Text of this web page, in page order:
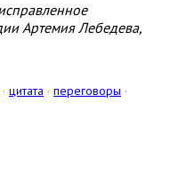
Артемия Лебедева,
· цитата · переговоры ·